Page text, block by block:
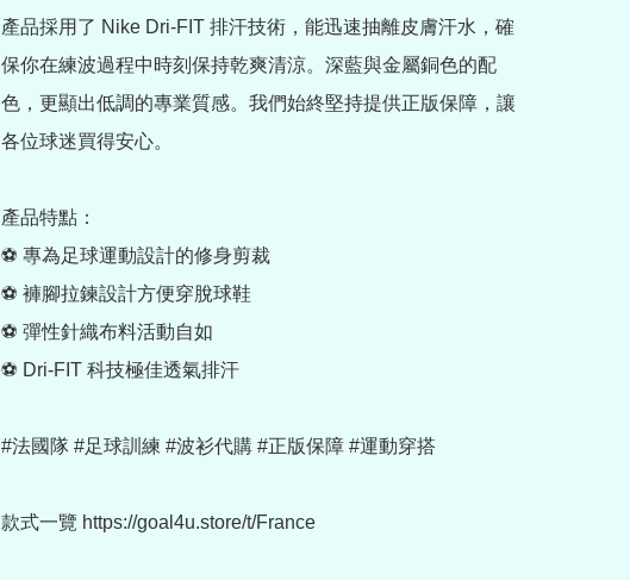
產品採用了 Nike Dri-FIT 排汗技術，能迅速抽離皮膚汗水，確
保你在練波過程中時刻保持乾爽清涼。深藍與金屬銅色的配
色，更顯出低調的專業質感。我們始終堅持提供正版保障，讓
各位球迷買得安心。
產品特點：
⚽️ 專為足球運動設計的修身剪裁
⚽️ 褲腳拉鍊設計方便穿脫球鞋
⚽️ 彈性針織布料活動自如
⚽️ Dri-FIT 科技極佳透氣排汗
#法國隊 #足球訓練 #波衫代購 #正版保障 #運動穿搭
款式一覽 https://goal4u.store/t/France